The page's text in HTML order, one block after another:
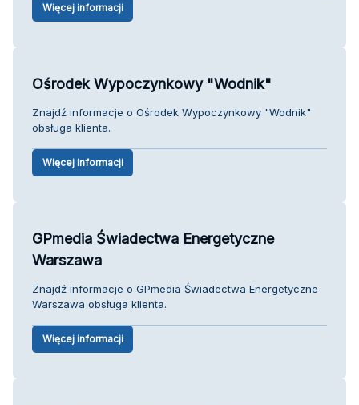
Więcej informacji
Ośrodek Wypoczynkowy "Wodnik"
Znajdź informacje o Ośrodek Wypoczynkowy "Wodnik"
obsługa klienta.
Więcej informacji
GPmedia Świadectwa Energetyczne
Warszawa
Znajdź informacje o GPmedia Świadectwa Energetyczne
Warszawa obsługa klienta.
Więcej informacji